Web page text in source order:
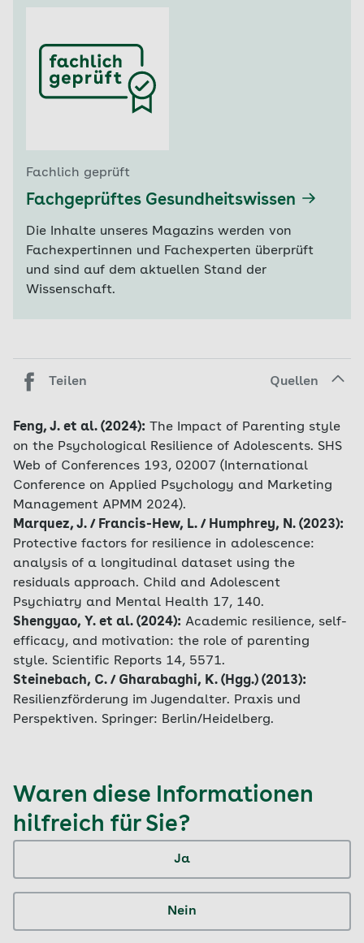
Fachlich geprüft
Fachgeprüftes Gesundheitswissen
Die Inhalte unseres Magazins werden von
Fachexpertinnen und Fachexperten überprüft
und sind auf dem aktuellen Stand der
Wissenschaft.
Teilen Quellen
Feng, J. et al. (2024): The Impact of Parenting style
on the Psychological Resilience of Adolescents. SHS
Web of Conferences 193, 02007 (International
Conference on Applied Psychology and Marketing
Management APMM 2024).
Marquez, J. / Francis-Hew, L. / Humphrey, N. (2023):
Protective factors for resilience in adolescence:
analysis of a longitudinal dataset using the
residuals approach. Child and Adolescent
Psychiatry and Mental Health 17, 140.
Shengyao, Y. et al. (2024): Academic resilience, self-
efficacy, and motivation: the role of parenting
style. Scientific Reports 14, 5571.
Steinebach, C. / Gharabaghi, K. (Hgg.) (2013):
Resilienzförderung im Jugendalter. Praxis und
Perspektiven. Springer: Berlin/Heidelberg.
Waren diese Informationen
hilfreich für Sie?
Ja
Nein